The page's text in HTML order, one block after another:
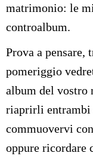
matrimonio: le
controalbum.
Prova a pensare,
pomeriggio
album del vostro
riaprirli entrambi
commuovervi
oppure ricordare